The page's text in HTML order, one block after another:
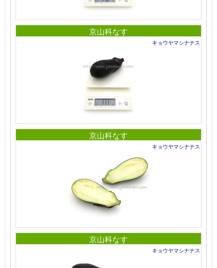
京山科なす
キョウヤマシナナス
京山科なす
キョウヤマシナナス
京山科なす
キョウヤマシナナス